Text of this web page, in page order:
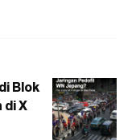
Blok
di X